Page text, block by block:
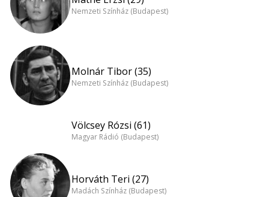
Nemzeti Színház (Budapest)
Molnár Tibor (35)
Nemzeti Színház (Budapest)
Völcsey Rózsi (61)
Magyar Rádió (Budapest)
Horváth Teri (27)
Madách Színház (Budapest)